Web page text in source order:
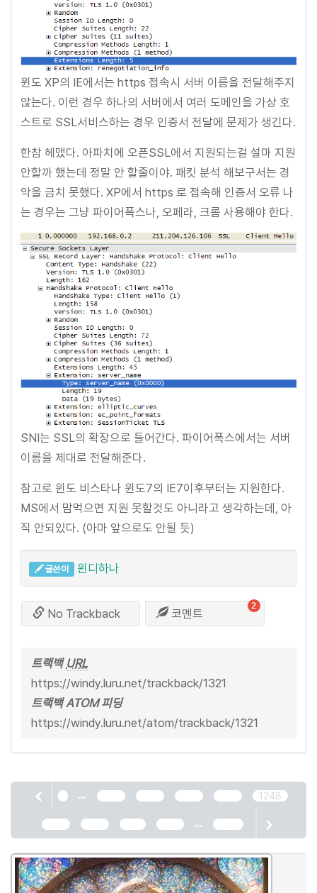
윈도 XP의 IE에서는 https 접속시 서버 이름을 전달해주지
않는다. 이런 경우 하나의 서버에서 여러 도메인을 가상 호
스트로 SSL서비스하는 경우 인증서 전달에 문제가 생긴다.
한참 헤맸다. 아파치에 오픈SSL에서 지원되는걸 설마 지원
안할까 했는데 정말 안 할줄이야. 패킷 분석 해보구서는 경
악을 금치 못했다. XP에서 https 로 접속해 인증서 오류 나
는 경우는 그냥 파이어폭스나, 오페라, 크롬 사용해야 한다.
SNI는 SSL의 확장으로 들어간다. 파이어폭스에서는 서버
이름을 제대로 전달해준다.
참고로 윈도 비스타나 윈도7의 IE7이후부터는 지원한다.
MS에서 맘먹으면 지원 못할것도 아니라고 생각하는데, 아
직 안되있다. (아마 앞으로도 안될 듯)
글쓴이 윈디하나
No Trackback 코멘트
2
트랙백 URL
https://windy.luru.net/trackback/1321
트랙백 ATOM 피딩
https://windy.luru.net/atom/trackback/1321
... 1248
...